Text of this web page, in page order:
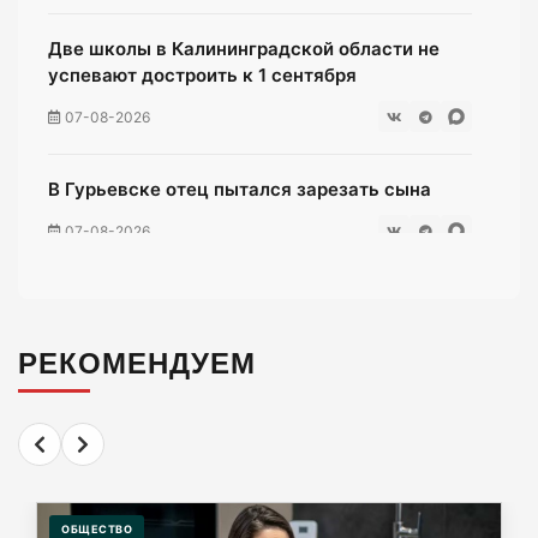
Две школы в Калининградской области не
успевают достроить к 1 сентября
07-08-2026
В Гурьевске отец пытался зарезать сына
07-08-2026
07-08-2026
«Мираторг» загадил окрестности
Люблинского водохранилища тухлой
курятиной.
РЕКОМЕНДУЕМ
ОБЩЕСТВО